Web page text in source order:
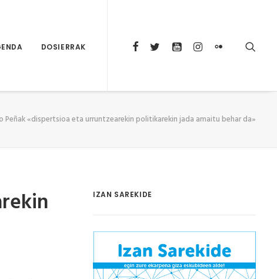
DOSIERRAK
Peñak «dispertsioa eta urruntzearekin politikarekin jada amaitu behar da»
IZAN SAREKIDE